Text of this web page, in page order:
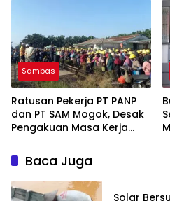
Sambas
Ratusan Pekerja PT PANP
dan PT SAM Mogok, Desak
Pengakuan Masa Kerja
Karyawan Tetap
Baca Juga
Solar